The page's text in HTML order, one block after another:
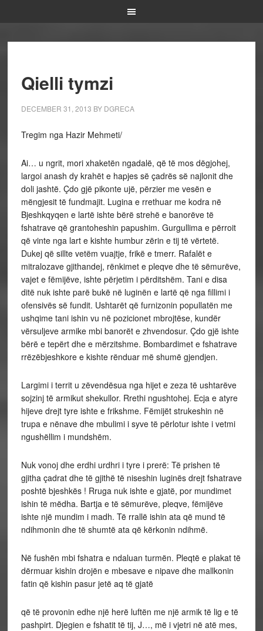
Qielli tymzi
DECEMBER 31, 2013 BY DGRECA
Tregim nga Hazir Mehmeti/
Ai… u ngrit, mori xhaketën ngadalë, që të mos dëgjohej,
largoi anash dy krahët e hapjes së çadrës së najlonit dhe
doli jashtë. Çdo gjë pikonte ujë, përzier me vesën e
mëngjesit të fundmajit. Lugina e rrethuar me kodra në
Bjeshkqyqen e lartë ishte bërë strehë e banorëve të
fshatrave që grantoheshin papushim. Gurgullima e përroit
që vinte nga lart e kishte humbur zërin e tij të vërtetë.
Dukej që sillte vetëm vuajtje, frikë e tmerr. Rafalët e
mitralozave gjithandej, rënkimet e pleqve dhe të sëmurëve,
vajet e fëmijëve, ishte përjetim i përditshëm. Tani e disa
ditë nuk ishte parë bukë në luginën e lartë që nga fillimi i
ofensivës së fundit. Ushtarët që furnizonin popullatën me
ushqime tani ishin vu në pozicionet mbrojtëse, kundër
vërsuljeve armike mbi banorët e zhvendosur. Çdo gjë ishte
bërë e tepërt dhe e mërzitshme. Bombardimet e fshatrave
rrëzëbjeshkore e kishte rënduar më shumë gjendjen.
Largimi i territ u zëvendësua nga hijet e zeza të ushtarëve
sojzinj të armikut shekullor. Rrethi ngushtohej. Ecja e atyre
hijeve drejt tyre ishte e frikshme. Fëmijët strukeshin në
trupa e nënave dhe mbulimi i syve të përlotur ishte i vetmi
ngushëllim i mundshëm.
Nuk vonoj dhe erdhi urdhri i tyre i prerë: Të prishen të
gjitha çadrat dhe të gjithë të niseshin luginës drejt fshatrave
poshtë bjeshkës ! Rruga nuk ishte e gjatë, por mundimet
ishin të mëdha. Bartja e të sëmurëve, pleqve, fëmijëve
ishte një mundim i madh. Të rrallë ishin ata që mund të
ndihmonin dhe të shumtë ata që kërkonin ndihmë.
Në fushën mbi fshatra e ndaluan turmën. Pleqtë e plakat të
dërmuar kishin drojën e mbesave e nipave dhe mallkonin
fatin që kishin pasur jetë aq të gjatë
që të provonin edhe një herë luftën me një armik të lig e të
pashpirt. Djegien e fshatit të tij, J…, më i vjetri në atë mes,